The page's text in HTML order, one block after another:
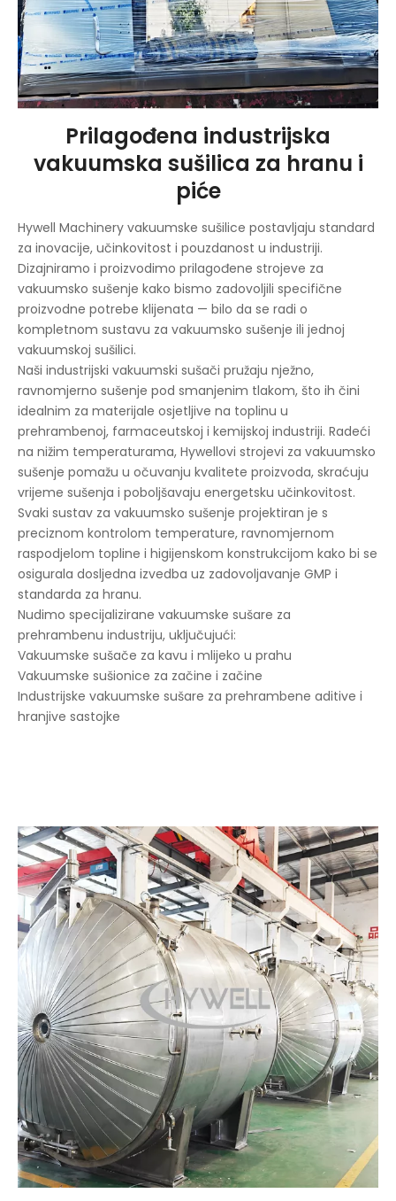
Prilagođena industrijska
vakuumska sušilica za hranu i
piće
Hywell Machinery vakuumske sušilice postavljaju standard
za inovacije, učinkovitost i pouzdanost u industriji.
Dizajniramo i proizvodimo prilagođene strojeve za
vakuumsko sušenje kako bismo zadovoljili specifične
proizvodne potrebe klijenata — bilo da se radi o
kompletnom sustavu za vakuumsko sušenje ili jednoj
vakuumskoj sušilici.
Naši industrijski vakuumski sušači pružaju nježno,
ravnomjerno sušenje pod smanjenim tlakom, što ih čini
idealnim za materijale osjetljive na toplinu u
prehrambenoj, farmaceutskoj i kemijskoj industriji. Radeći
na nižim temperaturama, Hywellovi strojevi za vakuumsko
sušenje pomažu u očuvanju kvalitete proizvoda, skraćuju
vrijeme sušenja i poboljšavaju energetsku učinkovitost.
Svaki sustav za vakuumsko sušenje projektiran je s
preciznom kontrolom temperature, ravnomjernom
raspodjelom topline i higijenskom konstrukcijom kako bi se
osigurala dosljedna izvedba uz zadovoljavanje GMP i
standarda za hranu.
Nudimo specijalizirane vakuumske sušare za
prehrambenu industriju, uključujući:
Vakuumske sušače za kavu i mlijeko u prahu
Vakuumske sušionice za začine i začine
Industrijske vakuumske sušare za prehrambene aditive i
hranjive sastojke